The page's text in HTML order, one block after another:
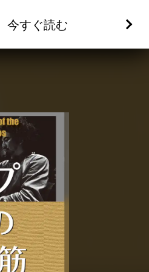
今すぐ読む